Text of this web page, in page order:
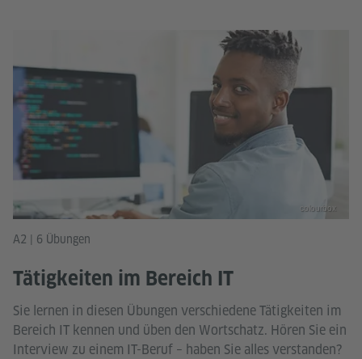
A2 | 6 Übungen
Tätigkeiten im Bereich IT
Sie lernen in diesen Übungen verschiedene Tätigkeiten im
Bereich IT kennen und üben den Wortschatz. Hören Sie ein
Interview zu einem IT-Beruf – haben Sie alles verstanden?
colourbox